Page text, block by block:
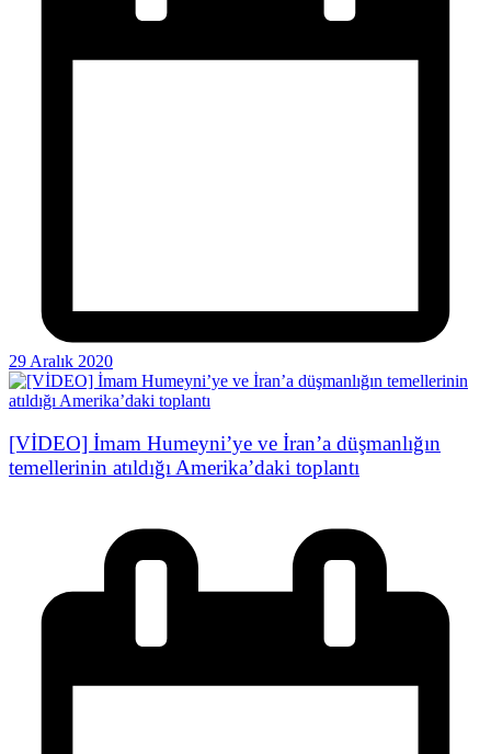
29 Aralık 2020
[VİDEO] İmam Humeyni’ye ve İran’a düşmanlığın
temellerinin atıldığı Amerika’daki toplantı